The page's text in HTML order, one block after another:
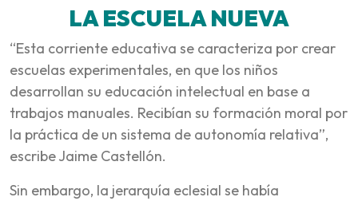
LA ESCUELA NUEVA
“Esta corriente educativa se caracteriza por crear
escuelas experimentales, en que los niños
desarrollan su educación intelectual en base a
trabajos manuales. Recibían su formación moral por
la práctica de un sistema de autonomía relativa”,
escribe Jaime Castellón.
Sin embargo, la jerarquía eclesial se había